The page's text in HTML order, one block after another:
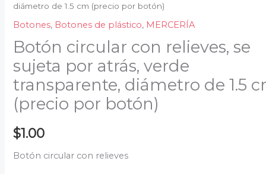
diámetro de 1.5 cm (precio por botón)
Botones, Botones de plástico, MERCERÍA
Botón circular con relieves, se
sujeta por atrás, verde
transparente, diámetro de 1.5
(precio por botón)
$1.00
Botón circular con relieves